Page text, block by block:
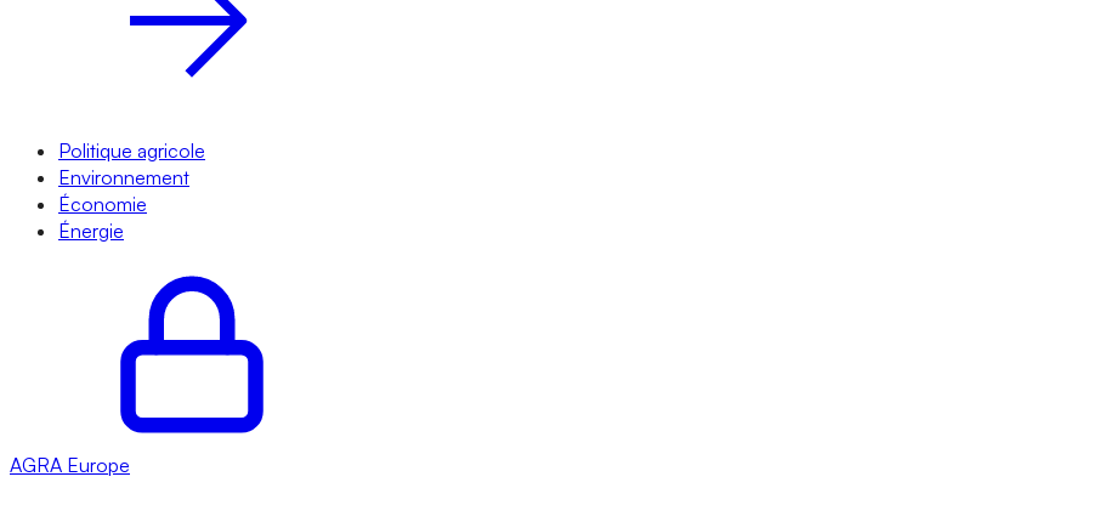
Politique agricole
Environnement
Économie
Énergie
AGRA Europe